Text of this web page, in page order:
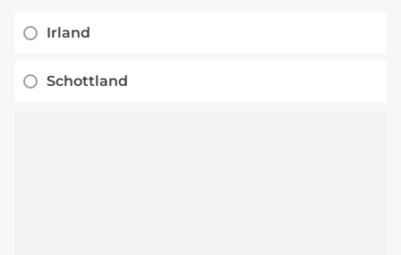
Irland
Schottland